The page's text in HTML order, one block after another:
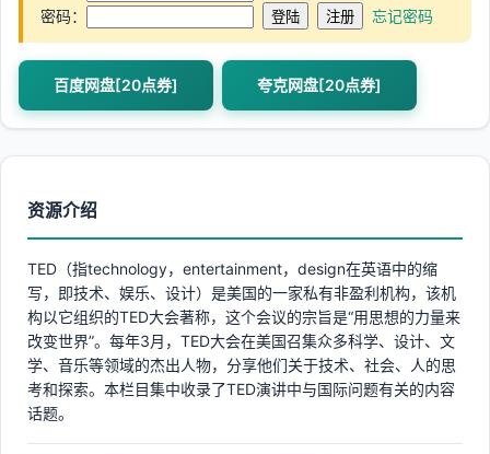
密码：
忘记密码
百度网盘[20点券] 夸克网盘[20点券]
资源介绍
TED（指technology，entertainment，design在英语中的缩
写，即技术、娱乐、设计）是美国的一家私有非盈利机构，该机
构以它组织的TED大会著称，这个会议的宗旨是“用思想的力量来
改变世界”。每年3月，TED大会在美国召集众多科学、设计、文
学、音乐等领域的杰出人物，分享他们关于技术、社会、人的思
考和探索。本栏目集中收录了TED演讲中与国际问题有关的内容
话题。